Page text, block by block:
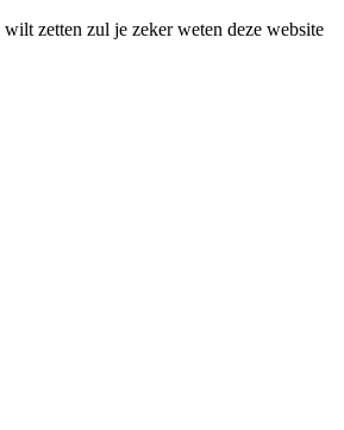
zetten zul je zeker weten deze website